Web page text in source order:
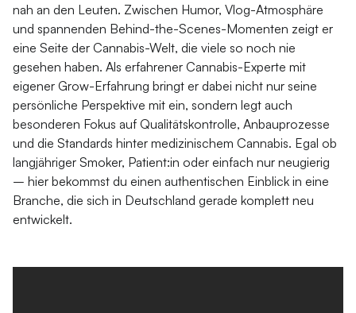
nah an den Leuten. Zwischen Humor, Vlog-Atmosphäre
und spannenden Behind-the-Scenes-Momenten zeigt er
eine Seite der Cannabis-Welt, die viele so noch nie
gesehen haben. Als erfahrener Cannabis-Experte mit
eigener Grow-Erfahrung bringt er dabei nicht nur seine
persönliche Perspektive mit ein, sondern legt auch
besonderen Fokus auf Qualitätskontrolle, Anbauprozesse
und die Standards hinter medizinischem Cannabis. Egal ob
langjähriger Smoker, Patient:in oder einfach nur neugierig
– hier bekommst du einen authentischen Einblick in eine
Branche, die sich in Deutschland gerade komplett neu
entwickelt.